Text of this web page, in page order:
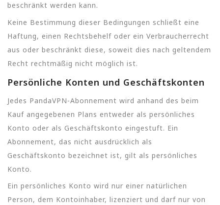
beschränkt werden kann.
Keine Bestimmung dieser Bedingungen schließt eine
Haftung, einen Rechtsbehelf oder ein Verbraucherrecht
aus oder beschränkt diese, soweit dies nach geltendem
Recht rechtmäßig nicht möglich ist.
Persönliche Konten und Geschäftskonten
Jedes PandaVPN-Abonnement wird anhand des beim
Kauf angegebenen Plans entweder als persönliches
Konto oder als Geschäftskonto eingestuft. Ein
Abonnement, das nicht ausdrücklich als
Geschäftskonto bezeichnet ist, gilt als persönliches
Konto.
Ein persönliches Konto wird nur einer natürlichen
Person, dem Kontoinhaber, lizenziert und darf nur von